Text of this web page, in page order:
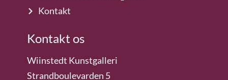
Kontakt
Kontakt os
Wiinstedt Kunstgalleri
Strandboulevarden 5